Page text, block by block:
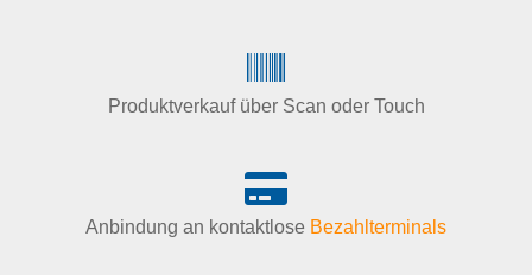
Produktverkauf über Scan oder Touch
Anbindung an kontaktlose Bezahlterminals